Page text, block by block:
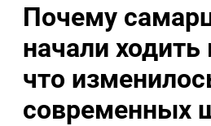
Почему
начали ходить
что
современных